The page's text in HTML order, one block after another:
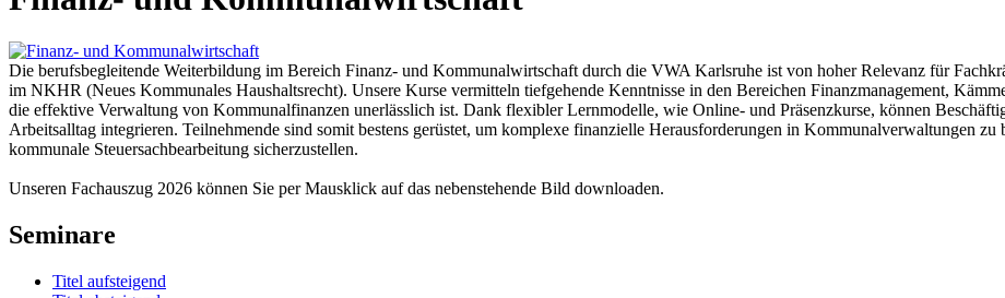
Die berufsbegleitende Weiterbildung im Bereich Finanz- und Kommunalwirtschaft durch die VWA Karlsruhe ist von hoher Relevanz für
im NKHR (Neues Kommunales Haushaltsrecht). Unsere Kurse vermitteln tiefgehende Kenntnisse in den Bereichen Finanzmanagement,
die effektive Verwaltung von Kommunalfinanzen unerlässlich ist. Dank flexibler Lernmodelle, wie Online- und Präsenzkurse, können
Arbeitsalltag integrieren. Teilnehmende sind somit bestens gerüstet, um komplexe finanzielle Herausforderungen in Kommunalverwaltungen
kommunale Steuersachbearbeitung sicherzustellen.
Unseren Fachauszug 2026 können Sie per Mausklick auf das nebenstehende Bild downloaden.
Seminare
Titel aufsteigend